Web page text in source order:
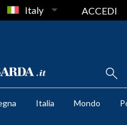
Italy ACCEDI
Italia Mondo